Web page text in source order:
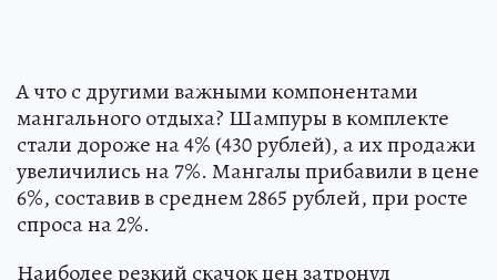
А что с другими важными компонентами
мангального отдыха? Шампуры в комплекте
стали дороже на 4% (430 рублей), а их продажи
увеличились на 7%. Мангалы прибавили в цене
6%, составив в среднем 2865 рублей, при росте
спроса на 2%.
Наиболее резкий скачок цен затронул